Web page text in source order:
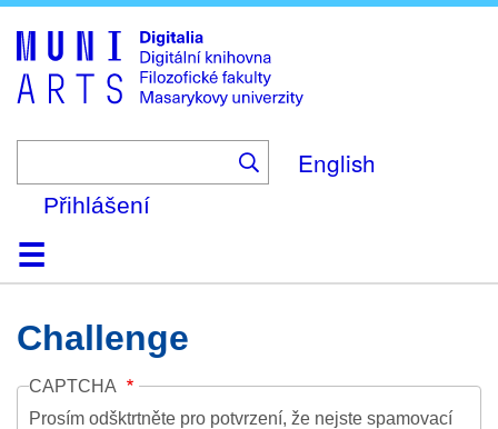
to
main
content
English
Přihlášení
DomůKolekce
Prohlížení
Vyhledávání
O platformě
Nápověda
KontaktDigitalia
Challenge
CAPTCHA
Prosím odšktrtněte pro potvrzení, že nejste spamovací